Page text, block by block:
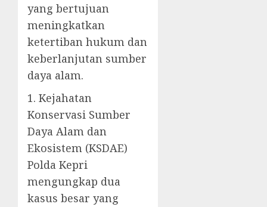
yang bertujuan
meningkatkan
ketertiban hukum dan
keberlanjutan sumber
daya alam.
1. Kejahatan
Konservasi Sumber
Daya Alam dan
Ekosistem (KSDAE)
Polda Kepri
mengungkap dua
kasus besar yang